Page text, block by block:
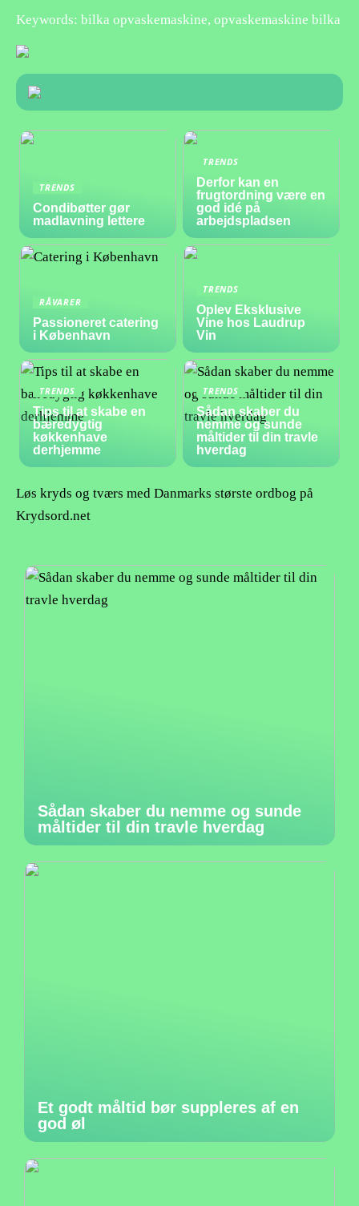
Keywords: bilka opvaskemaskine, opvaskemaskine bilka
TRENDS
Condibøtter gør
madlavning lettere
TRENDS
Derfor kan en
frugtordning være en
god idé på
arbejdspladsen
RÅVARER
Passioneret catering
i København
TRENDS
Oplev Eksklusive
Vine hos Laudrup
Vin
TRENDS
Tips til at skabe en
bæredygtig
køkkenhave
derhjemme
TRENDS
Sådan skaber du
nemme og sunde
måltider til din travle
hverdag
Løs kryds og tværs med Danmarks største ordbog på
Krydsord.net
Sådan skaber du nemme og sunde
måltider til din travle hverdag
Et godt måltid bør suppleres af en
god øl